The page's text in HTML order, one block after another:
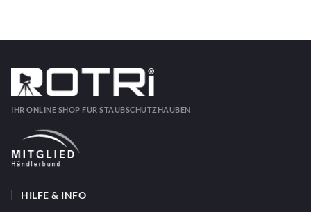
IHR ONLINE SHOP FÜR STAUBSCHUTZHAUBEN
HILFE & INFO